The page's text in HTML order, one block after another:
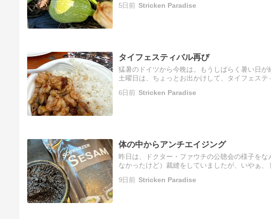
木…
5日前 Stricken Paradise
タイフェスティバル再び
猛暑のドイツから今晩は。もうしばらく暑い日が
土曜日は、ちょっとお出かけして、タイフェス
た…
6日前 Stricken Paradise
体の中からアンチエイジング
昨日は、ドクター・ファウチの公聴会の様子を
なかったけど）裁縫をしていましたが、いやぁ
ワ…
9日前 Stricken Paradise